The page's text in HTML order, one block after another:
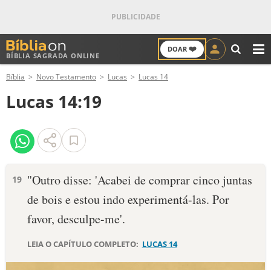
BÍBLIA SAGRADA ONLINE
DOAR ❤️
ANTIGO TESTAMENTO
NOVO TESTAMENTO
VERSÍCULOS
PALAVRA DO DIA
DEVOCIONAL DIÁRIO
Bíblia Novo Testamento Lucas Lucas 14
Lucas 14:19
19 "Outro disse: 'Acabei de comprar cinco juntas
de bois e estou indo experimentá-las. Por
favor, desculpe-me'.
LEIA O CAPÍTULO COMPLETO: LUCAS 14